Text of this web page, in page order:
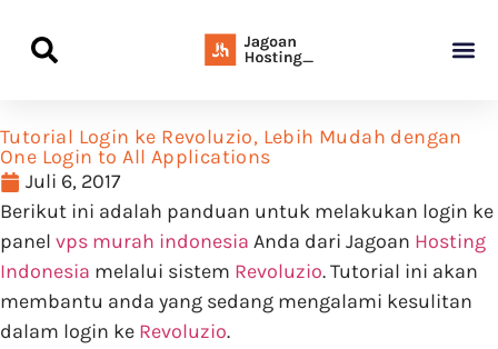
Tutorial Login ke Revoluzio, Lebih Mudah dengan
One Login to All Applications
Juli 6, 2017
Berikut ini adalah panduan untuk melakukan login ke
panel vps murah indonesia Anda dari Jagoan Hosting
Indonesia melalui sistem Revoluzio. Tutorial ini akan
membantu anda yang sedang mengalami kesulitan
dalam login ke Revoluzio.